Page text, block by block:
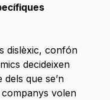
dislèxic, confón
decideixen
que se’n
volen